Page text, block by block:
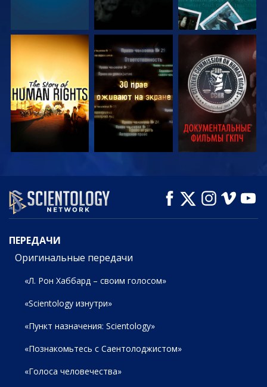
СМОТРЕТЬ СМОТРЕТЬ СМОТРЕТЬ
СМОТРЕТЬ СМОТРЕТЬ
СМОТРЕТЬ
ПЕРЕДАЧИ
ПЕРЕДАЧИ
Оригинальные передачи
«Л. Рон Хаббард – своим голосом»
«Scientology изнутри»
«Пункт назначения: Scientology»
«Познакомьтесь с Саентолоджистом»
«Голоса человечества»